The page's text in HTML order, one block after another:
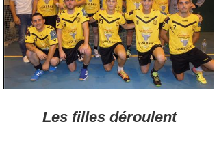
Les filles déroulent